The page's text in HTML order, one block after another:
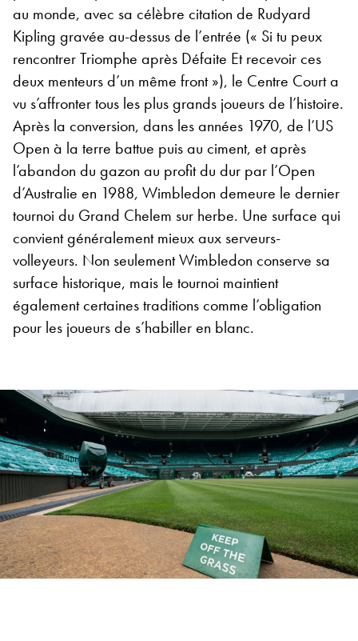
au monde, avec sa célèbre citation de Rudyard
Kipling gravée au-dessus de l’entrée (« Si tu peux
rencontrer Triomphe après Défaite Et recevoir ces
deux menteurs d’un même front »), le Centre Court a
vu s’affronter tous les plus grands joueurs de l’histoire.
Après la conversion, dans les années 1970, de l’US
Open à la terre battue puis au ciment, et après
l’abandon du gazon au profit du dur par l’Open
d’Australie en 1988, Wimbledon demeure le dernier
tournoi du Grand Chelem sur herbe. Une surface qui
convient généralement mieux aux serveurs-
volleyeurs. Non seulement Wimbledon conserve sa
surface historique, mais le tournoi maintient
également certaines traditions comme l’obligation
pour les joueurs de s’habiller en blanc.